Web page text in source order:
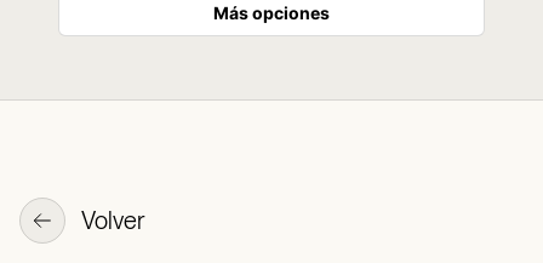
Más opciones
Volver